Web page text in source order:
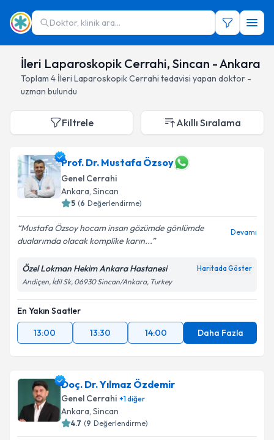
Doktor, klinik ara...
İleri Laparoskopik Cerrahi, Sincan - Ankara
Toplam 4 İleri Laparoskopik Cerrahi tedavisi yapan doktor -
uzman bulundu
Filtrele Akıllı Sıralama
Prof. Dr. Mustafa Özsoy
Genel Cerrahi
Ankara, Sincan
5 (6 Değerlendirme)
Mustafa Özsoy hocam insan gözümde gönlümde
dualarımda olacak komplike karın...
Devamı
Özel Lokman Hekim Ankara Hastanesi Haritada Göster
Andiçen, İdil Sk, 06930 Sincan/Ankara, Turkey
En Yakın Saatler
13:00
13:30 14:00 Daha Fazla
Doç. Dr. Yılmaz Özdemir
Genel Cerrahi +1diğer
Ankara, Sincan
4.7 (9 Değerlendirme)